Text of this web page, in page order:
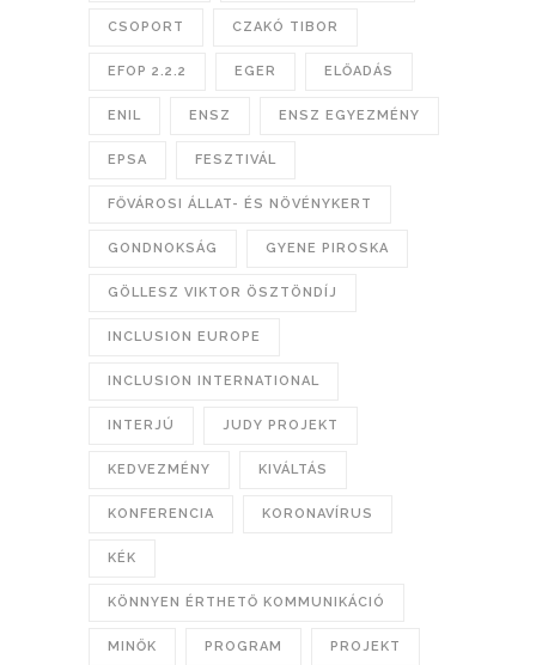
CSOPORT CZAKÓ TIBOR
EFOP 2.2.2 EGER ELŐADÁS
ENIL ENSZ ENSZ EGYEZMÉNY
EPSA FESZTIVÁL
FŐVÁROSI ÁLLAT- ÉS NÖVÉNYKERT
GONDNOKSÁG GYENE PIROSKA
GÖLLESZ VIKTOR ÖSZTÖNDÍJ
INCLUSION EUROPE
INCLUSION INTERNATIONAL
INTERJÚ JUDY PROJEKT
KEDVEZMÉNY KIVÁLTÁS
KONFERENCIA KORONAVÍRUS
KÉK
KÖNNYEN ÉRTHETŐ KOMMUNIKÁCIÓ
MINŐK PROGRAM PROJEKT